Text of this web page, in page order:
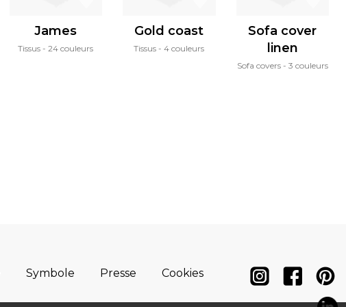
James
Tissus 24 couleurs
Gold coast
Tissus 4 couleurs
Sofa cover
linen
Sofa covers 3 couleurs
Symbole Presse Cookies